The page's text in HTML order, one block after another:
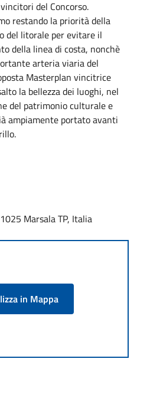
del Concorso.
restando la priorità della
del litorale per evitare il
della linea di costa, nonchè
arteria viaria del
Masterplan vincitrice
la bellezza dei luoghi, nel
del patrimonio culturale e
ampiamente portato avanti
Marsala TP, Italia
in Mappa